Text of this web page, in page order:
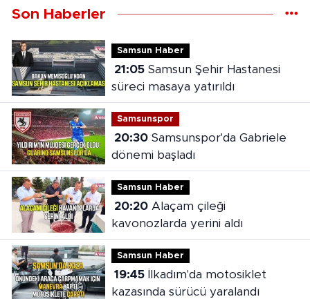
Son Haberler
Samsun Haber
21:05Samsun Şehir Hastanesi
süreci masaya yatırıldı
Samsunspor
20:30Samsunspor'da Gabriele
dönemi başladı
Samsun Haber
20:20Alaçam çileği
kavonozlarda yerini aldı
Samsun Haber
19:45İlkadım'da motosiklet
kazasında sürücü yaralandı